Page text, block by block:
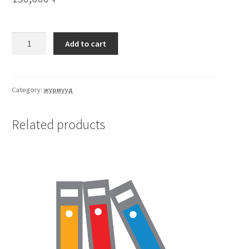
Add to cart
Category: журмууд
Related products